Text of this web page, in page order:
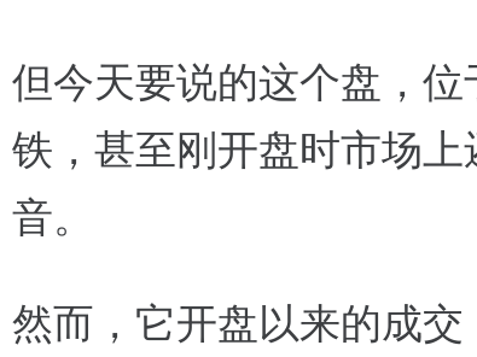
但今天要说的这个盘，
铁，甚至刚开盘时市场上
音。
然而，它开盘以来的成交